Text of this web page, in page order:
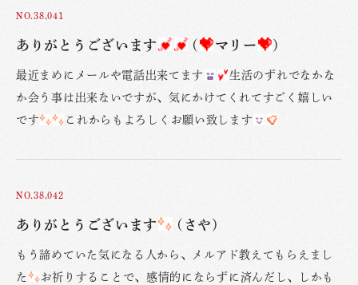
NO.38,041
ありがとうございます ( マリー )
最近まめにメールや電話出来てます
生活のずれでなかな
か会う事は出来ないですが、気にかけてくれてすごく嬉しい
です
これからもよろしくお願い致します
NO.38,042
ありがとうございます (さや)
もう諦めていた気になる人から、メルアド教えてもらえまし
た
お祈りすることで、感情的にならずに済んだし、しかも